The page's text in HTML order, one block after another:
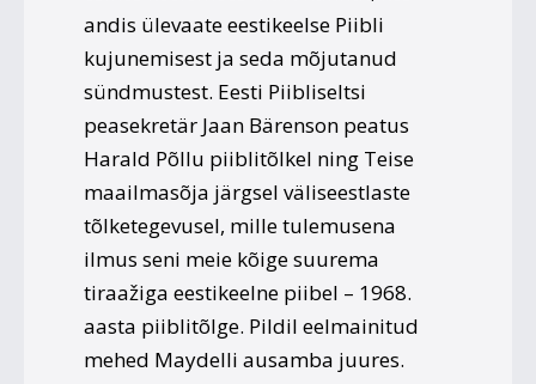
andis ülevaate eestikeelse Piibli
kujunemisest ja seda mõjutanud
sündmustest. Eesti Piibliseltsi
peasekretär Jaan Bärenson peatus
Harald Põllu piiblitõlkel ning Teise
maailmasõja järgsel väliseestlaste
tõlketegevusel, mille tulemusena
ilmus seni meie kõige suurema
tiraažiga eestikeelne piibel – 1968.
aasta piiblitõlge. Pildil eelmainitud
mehed Maydelli ausamba juures.